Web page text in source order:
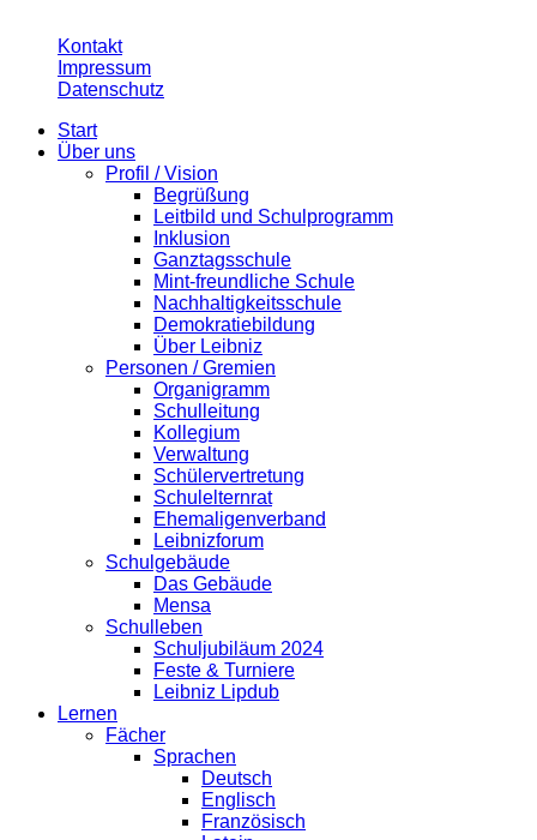
Kontakt
Impressum
Datenschutz
Start
Über uns
Profil / Vision
Begrüßung
Leitbild und Schulprogramm
Inklusion
Ganztagsschule
Mint-freundliche Schule
Nachhaltigkeitsschule
Demokratiebildung
Über Leibniz
Personen / Gremien
Organigramm
Schulleitung
Kollegium
Verwaltung
Schülervertretung
Schulelternrat
Ehemaligenverband
Leibnizforum
Schulgebäude
Das Gebäude
Mensa
Schulleben
Schuljubiläum 2024
Feste & Turniere
Leibniz Lipdub
Lernen
Fächer
Sprachen
Deutsch
Englisch
Französisch